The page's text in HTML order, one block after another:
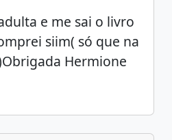
e me sai o livro
siim( só que na
Hermione